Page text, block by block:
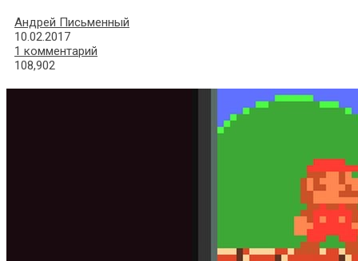
Андрей Письменный
10.02.2017
1 комментарий
108,902